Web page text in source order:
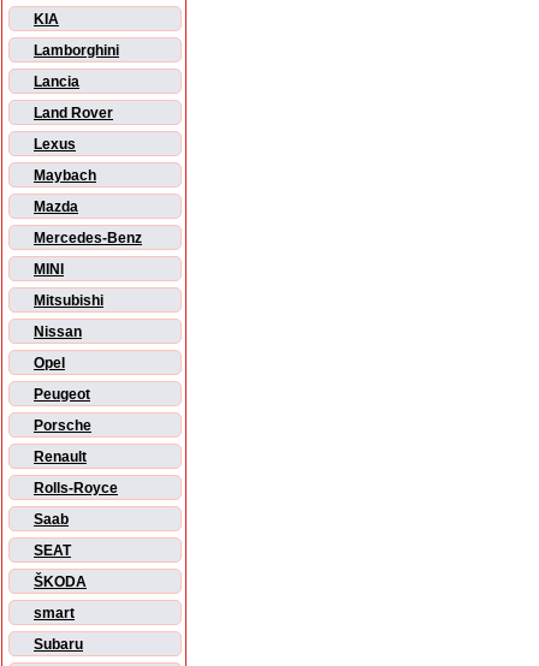
KIA
Lamborghini
Lancia
Land Rover
Lexus
Maybach
Mazda
Mercedes-Benz
MINI
Mitsubishi
Nissan
Opel
Peugeot
Porsche
Renault
Rolls-Royce
Saab
SEAT
ŠKODA
smart
Subaru